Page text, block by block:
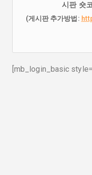
시판 숏
(게시판 추가방법:
[mb_login_basic